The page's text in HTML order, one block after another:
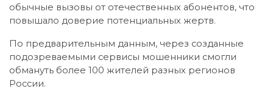
обычные вызовы от отечественных абонентов, что
повышало доверие потенциальных жертв.
По предварительным данным, через созданные
подозреваемыми сервисы мошенники смогли
обмануть более 100 жителей разных регионов
России.